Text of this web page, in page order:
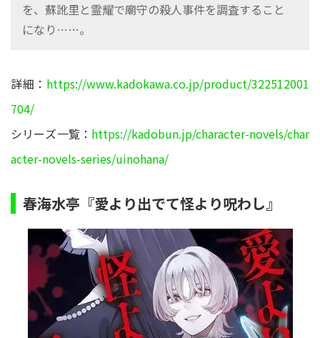
を、蘇訛里と霊耀で廟守の殺人事件を調査すること
になり……。
詳細： https://www.kadokawa.co.jp/product/322512001
704/
シリーズ一覧： https://kadobun.jp/character-novels/char
acter-novels-series/uinohana/
春海水亭『愛より出でて怪より呪わし』